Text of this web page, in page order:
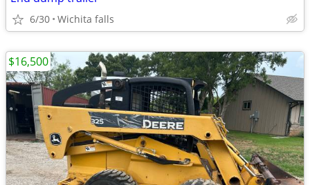
6/30 Wichita falls
$16,500